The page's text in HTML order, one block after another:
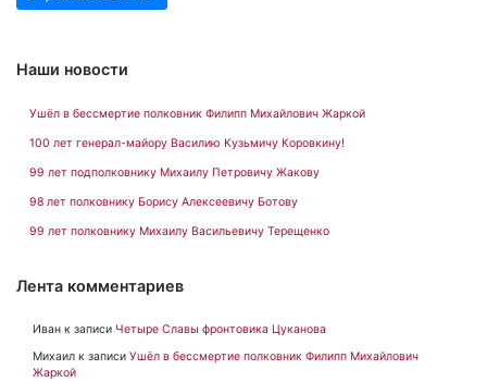
Наши новости
Ушёл в бессмертие полковник Филипп Михайлович Жаркой
100 лет генерал-майору Василию Кузьмичу Коровкину!
99 лет подполковнику Михаилу Петровичу Жакову
98 лет полковнику Борису Алексеевичу Ботову
99 лет полковнику Михаилу Васильевичу Терещенко
Лента комментариев
Иван к записи Четыре Славы фронтовика Цуканова
Михаил к записи Ушёл в бессмертие полковник Филипп Михайлович
Жаркой